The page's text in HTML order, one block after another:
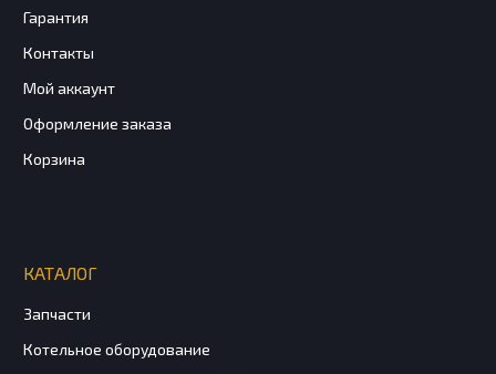
Гарантия
Контакты
Мой аккаунт
Оформление заказа
Корзина
КАТАЛОГ
Запчасти
Котельное оборудование